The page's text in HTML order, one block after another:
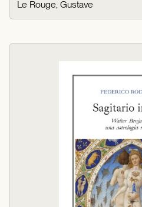
Le Rouge, Gustave